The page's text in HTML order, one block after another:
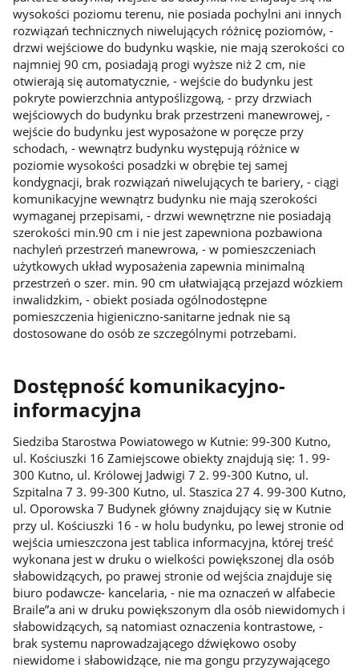
wysokości poziomu terenu, nie posiada pochylni ani innych
rozwiązań technicznych niwelujących różnicę poziomów, -
drzwi wejściowe do budynku wąskie, nie mają szerokości co
najmniej 90 cm, posiadają progi wyższe niż 2 cm, nie
otwierają się automatycznie, - wejście do budynku jest
pokryte powierzchnia antypoślizgową, - przy drzwiach
wejściowych do budynku brak przestrzeni manewrowej, -
wejście do budynku jest wyposażone w poręcze przy
schodach, - wewnątrz budynku występują różnice w
poziomie wysokości posadzki w obrębie tej samej
kondygnacji, brak rozwiązań niwelujących te bariery, - ciągi
komunikacyjne wewnątrz budynku nie mają szerokości
wymaganej przepisami, - drzwi wewnętrzne nie posiadają
szerokości min.90 cm i nie jest zapewniona pozbawiona
nachyleń przestrzeń manewrowa, - w pomieszczeniach
użytkowych układ wyposażenia zapewnia minimalną
przestrzeń o szer. min. 90 cm ułatwiającą przejazd wózkiem
inwalidzkim, - obiekt posiada ogólnodostępne
pomieszczenia higieniczno-sanitarne jednak nie są
dostosowane do osób ze szczególnymi potrzebami.
Dostępność komunikacyjno-
informacyjna
Siedziba Starostwa Powiatowego w Kutnie: 99-300 Kutno,
ul. Kościuszki 16 Zamiejscowe obiekty znajdują się: 1. 99-
300 Kutno, ul. Królowej Jadwigi 7 2. 99-300 Kutno, ul.
Szpitalna 7 3. 99-300 Kutno, ul. Staszica 27 4. 99-300 Kutno,
ul. Oporowska 7 Budynek główny znajdujący się w Kutnie
przy ul. Kościuszki 16 - w holu budynku, po lewej stronie od
wejścia umieszczona jest tablica informacyjna, której treść
wykonana jest w druku o wielkości powiększonej dla osób
słabowidzących, po prawej stronie od wejścia znajduje się
biuro podawcze- kancelaria, - nie ma oznaczeń w alfabecie
Braile”a ani w druku powiększonym dla osób niewidomych i
słabowidzących, są natomiast oznaczenia kontrastowe, -
brak systemu naprowadzającego dźwiękowo osoby
niewidome i słabowidzące, nie ma gongu przyzywającego